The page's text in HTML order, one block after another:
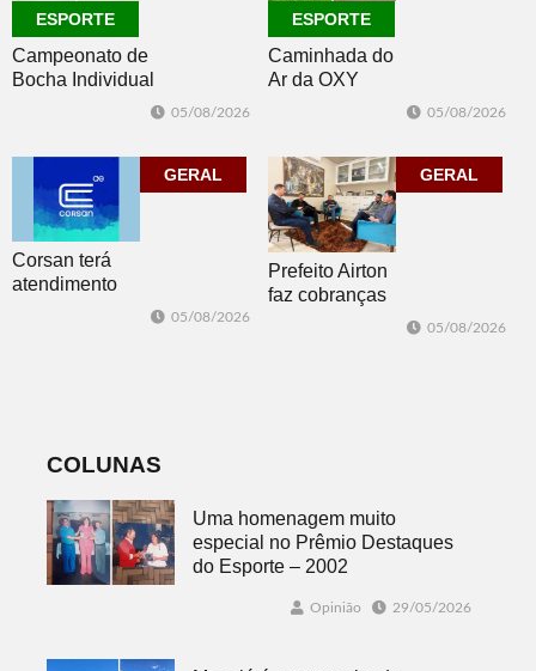
ESPORTE
Campeonato de
Bocha Individual
05/08/2026
ESPORTE
Caminhada do
Ar da OXY
Morro Reuter
05/08/2026
GERAL
Corsan terá
atendimento
05/08/2026
GERAL
Prefeito Airton
faz cobranças
sobre problemas
05/08/2026
COLUNAS
Uma homenagem muito
especial no Prêmio Destaques
do Esporte – 2002
Opinião 29/05/2026